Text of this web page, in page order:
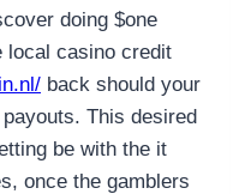
doing $one
local casino credit
back should your
This desired
be with the it
once the gamblers